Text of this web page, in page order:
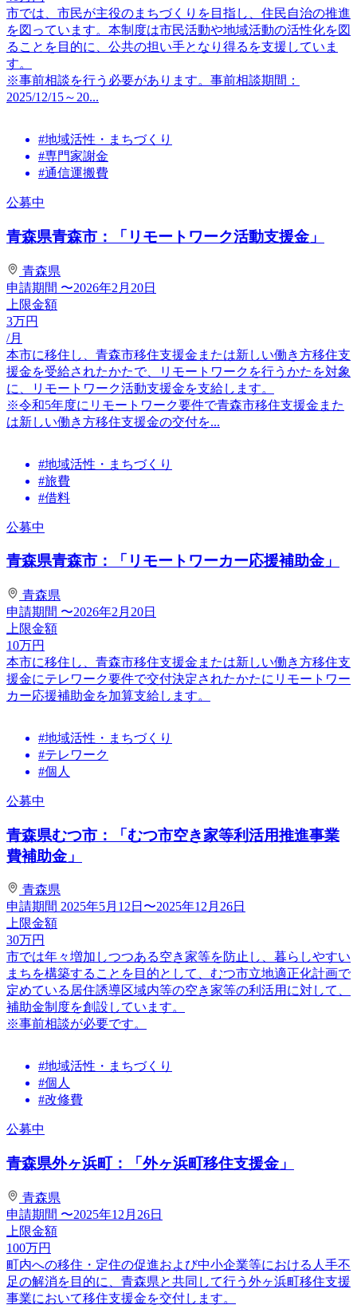
市では、市民が主役のまちづくりを目指し、住民自治の推進
を図っています。本制度は市民活動や地域活動の活性化を図
ることを目的に、公共の担い手となり得るを支援していま
す。
※事前相談を行う必要があります。事前相談期間：
2025/12/15～20...
#地域活性・まちづくり
#専門家謝金
#通信運搬費
公募中
青森県青森市：「リモートワーク活動支援金」
青森県
申請期間 〜2026年2月20日
上限金額
3万円
/月
本市に移住し、青森市移住支援金または新しい働き方移住支
援金を受給されたかたで、リモートワークを行うかたを対象
に、リモートワーク活動支援金を支給します。
※令和5年度にリモートワーク要件で青森市移住支援金また
は新しい働き方移住支援金の交付を...
#地域活性・まちづくり
#旅費
#借料
公募中
青森県青森市：「リモートワーカー応援補助金」
青森県
申請期間 〜2026年2月20日
上限金額
10万円
本市に移住し、青森市移住支援金または新しい働き方移住支
援金にテレワーク要件で交付決定されたかたにリモートワー
カー応援補助金を加算支給します。
#地域活性・まちづくり
#テレワーク
#個人
公募中
青森県むつ市：「むつ市空き家等利活用推進事業
費補助金」
青森県
申請期間 2025年5月12日〜2025年12月26日
上限金額
30万円
市では年々増加しつつある空き家等を防止し、暮らしやすい
まちを構築することを目的として、むつ市立地適正化計画で
定めている居住誘導区域内等の空き家等の利活用に対して、
補助金制度を創設しています。
※事前相談が必要です。
#地域活性・まちづくり
#個人
#改修費
公募中
青森県外ヶ浜町：「外ヶ浜町移住支援金」
青森県
申請期間 〜2025年12月26日
上限金額
100万円
町内への移住・定住の促進および中小企業等における人手不
足の解消を目的に、青森県と共同して行う外ヶ浜町移住支援
事業において移住支援金を交付します。